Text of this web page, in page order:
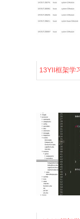
1460 2
13YII框架学